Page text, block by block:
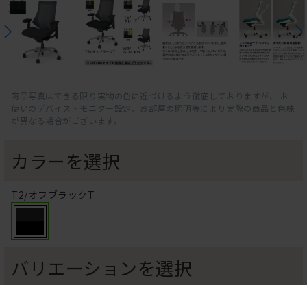
商品写真はできる限り実物の色に近づけるよう徹底しておりますが、 お
使いのデバイス・モニター設定、お部屋の照明等により実際の商品と色味
が異なる場合がございます。
カラーを選択
T2/オフブラックT
バリエーションを選択